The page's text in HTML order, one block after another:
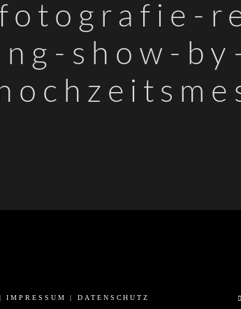
show-
|IMPRESSUM |DATENSCHUTZ